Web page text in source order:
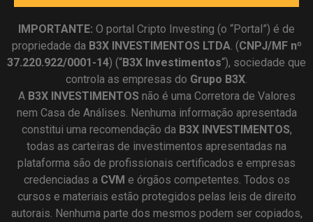
IMPORTANTE: O portal Cripto Investing (o “Portal”) é de
propriedade da B3X INVESTIMENTOS LTDA. (CNPJ/MF nº
37.220.922/0001-14) (“B3X Investimentos“), sociedade que
controla as empresas do Grupo B3X.
A B3X INVESTIMENTOS não é uma Corretora de Valores
nem Casa de Análises. Nenhuma informação apresentada
constitui uma recomendação da B3X INVESTIMENTOS,
todas as carteiras de investimentos apresentadas na
plataforma são de profissionais certificados e empresas
credenciadas a CVM e órgãos competentes. Todos os
cursos e materiais estão protegidos pelas leis de direito
autorais. Nenhuma parte dos mesmos podem ser copiados,